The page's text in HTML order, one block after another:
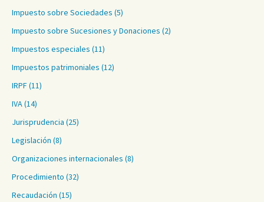
Impuesto sobre Sociedades (5)
Impuesto sobre Sucesiones y Donaciones (2)
Impuestos especiales (11)
Impuestos patrimoniales (12)
IRPF(11)
IVA(14)
Jurisprudencia (25)
Legislación (8)
Organizaciones internacionales (8)
Procedimiento (32)
Recaudación (15)